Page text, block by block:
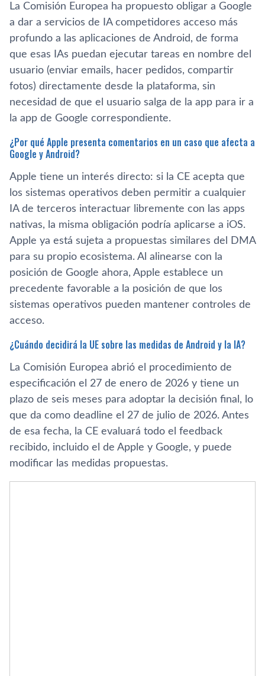
La Comisión Europea ha propuesto obligar a Google
a dar a servicios de IA competidores acceso más
profundo a las aplicaciones de Android, de forma
que esas IAs puedan ejecutar tareas en nombre del
usuario (enviar emails, hacer pedidos, compartir
fotos) directamente desde la plataforma, sin
necesidad de que el usuario salga de la app para ir a
la app de Google correspondiente.
¿Por qué Apple presenta comentarios en un caso que afecta a
Google y Android?
Apple tiene un interés directo: si la CE acepta que
los sistemas operativos deben permitir a cualquier
IA de terceros interactuar libremente con las apps
nativas, la misma obligación podría aplicarse a iOS.
Apple ya está sujeta a propuestas similares del DMA
para su propio ecosistema. Al alinearse con la
posición de Google ahora, Apple establece un
precedente favorable a la posición de que los
sistemas operativos pueden mantener controles de
acceso.
¿Cuándo decidirá la UE sobre las medidas de Android y la IA?
La Comisión Europea abrió el procedimiento de
especificación el 27 de enero de 2026 y tiene un
plazo de seis meses para adoptar la decisión final, lo
que da como deadline el 27 de julio de 2026. Antes
de esa fecha, la CE evaluará todo el feedback
recibido, incluido el de Apple y Google, y puede
modificar las medidas propuestas.